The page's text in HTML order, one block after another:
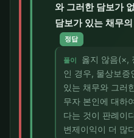
와 그러한 담보가
담보가 있는 채무
정답
풀이
옳지 않음(×,
인 경우, 물상보증
있는 채무와 그러
무자 본인에 대하
다는 것이 판례이
변제이익이 더 많